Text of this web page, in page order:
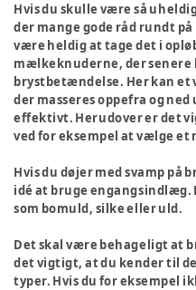
Hvis du skulle være så
der mange gode råd rundt
være heldig at tage det i
mælkeknuderne, der senere
brystbetændelse. Her kan et
der masseres oppefra og
effektivt. Herudover er det
ved for eksempel at vælge et
Hvis du døjer med svamp på
idé at bruge
som bomuld, silke eller uld.
Det skal være behageligt at
det vigtigt, at du kender til
typer. Hvis du for eksempel